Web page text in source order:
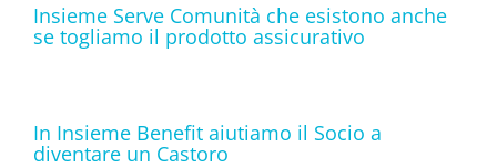
Insieme Serve Comunità che esistono anche
se togliamo il prodotto assicurativo
In Insieme Benefit aiutiamo il Socio a
diventare un Castoro